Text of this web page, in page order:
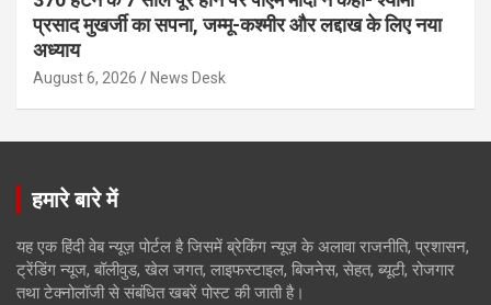
प्रसाद मुखर्जी का सपना, जम्मू-कश्मीर और लद्दाख के लिए नया
अध्याय
August 6, 2026 News Desk
हमारे बारे में
यह एक हिंदी वेब न्यूज़ पोर्टल है जिसमें ब्रेकिंग न्यूज़ के अलावा राजनीति, प्रशासन,
ट्रेंडिंग न्यूज, बॉलीवुड, खेल जगत, लाइफस्टाइल, बिजनेस, सेहत, ब्यूटी, रोजगार
तथा टेक्नोलॉजी से संबंधित खबरें पोस्ट की जाती है।